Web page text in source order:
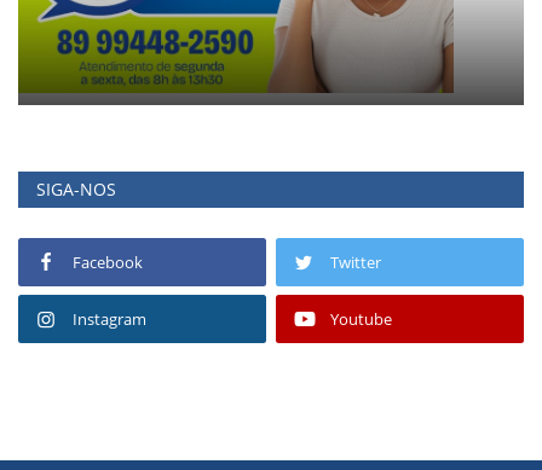
SIGA-NOS
Facebook Twitter
Instagram Youtube